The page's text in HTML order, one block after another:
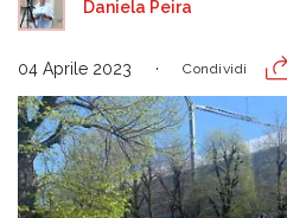
Daniela Peira
04 Aprile 2023 Condividi